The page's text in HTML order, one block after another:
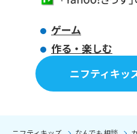
ゲーム
作る・楽しむ
ニフティキッ